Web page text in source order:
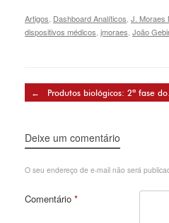
Artigos Dashboard Analíticos J. Moraes
dispositivos médicos jmoraes João
Post navigation
← Produtos biológicos: 2ª fase
Deixe um comentário
O seu endereço de e-mail não será
Comentário *